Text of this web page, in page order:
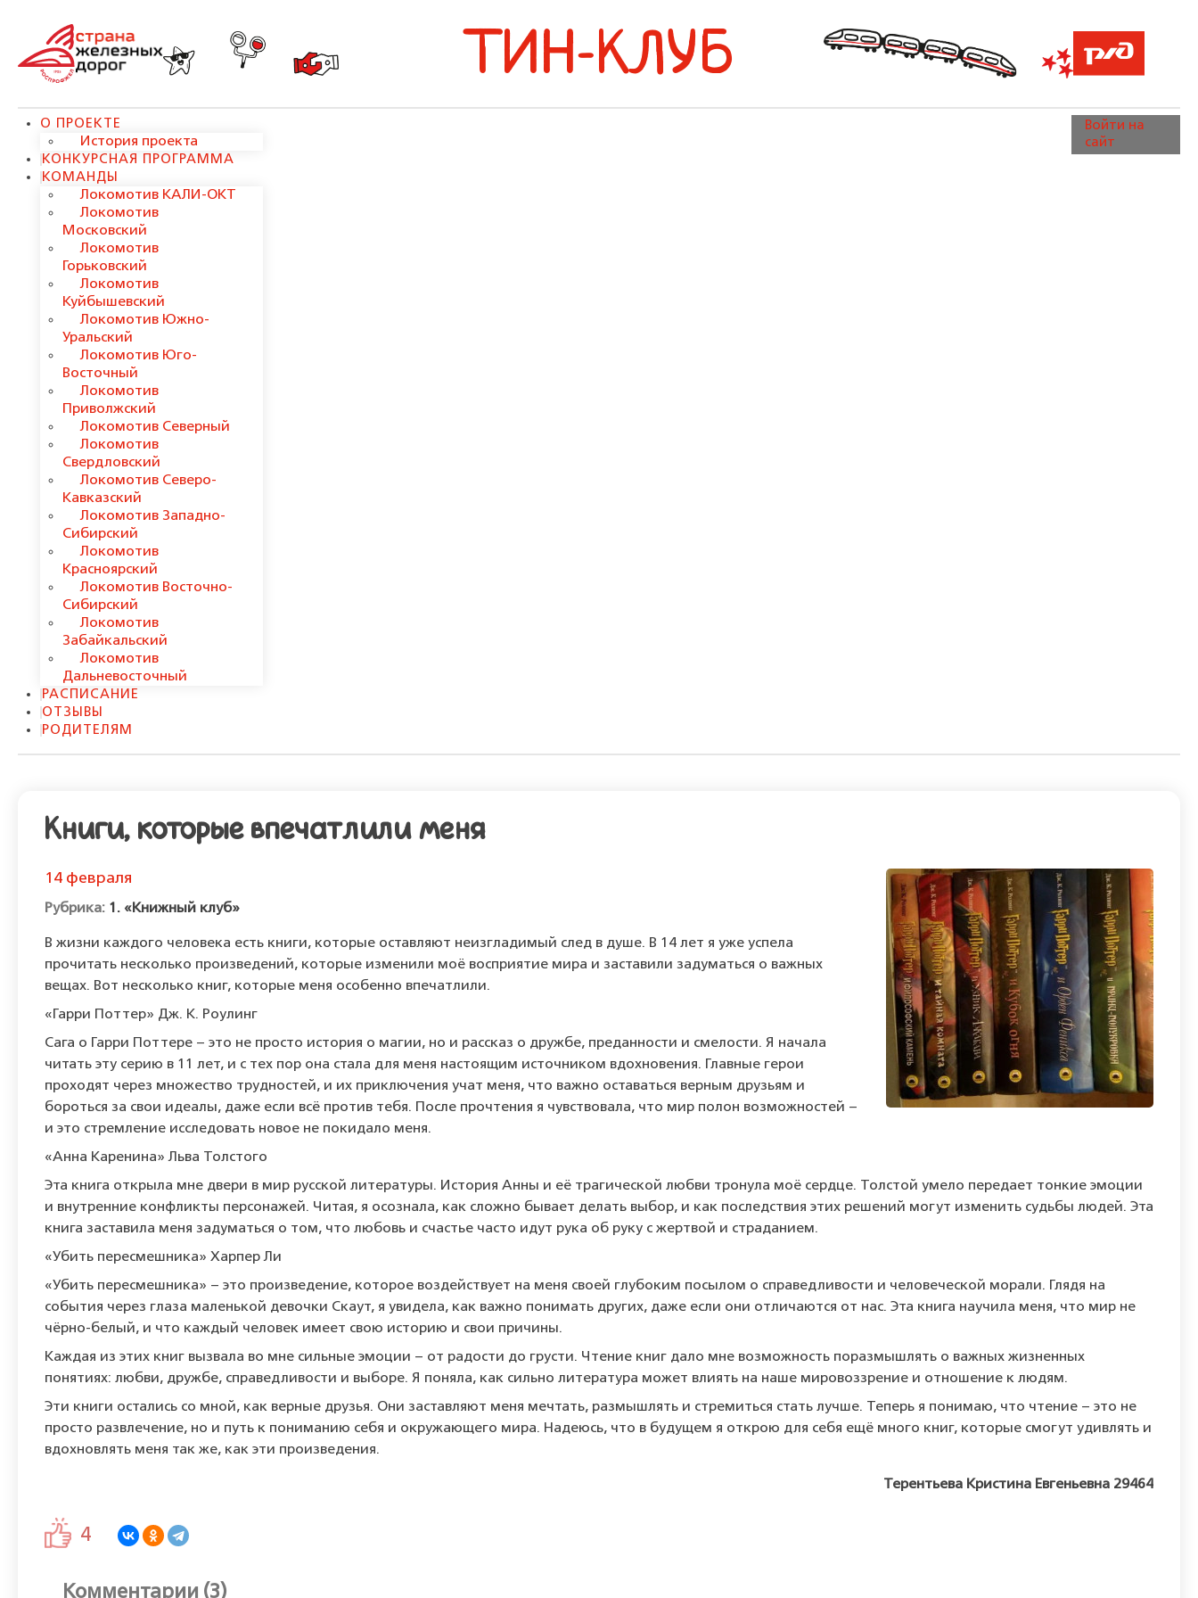
ТИН-КЛУБ
О ПРОЕКТЕ
История проекта
КОНКУРСНАЯ ПРОГРАММА
КОМАНДЫ
Локомотив КАЛИ-ОКТ
Локомотив
Московский
Локомотив
Горьковский
Локомотив
Куйбышевский
Локомотив Южно-
Уральский
Локомотив Юго-
Восточный
Локомотив
Приволжский
Локомотив Северный
Локомотив
Свердловский
Локомотив Северо-
Кавказский
Локомотив Западно-
Сибирский
Локомотив
Красноярский
Локомотив Восточно-
Сибирский
Локомотив
Забайкальский
Локомотив
Дальневосточный
РАСПИСАНИЕ
ОТЗЫВЫ
РОДИТЕЛЯМ
Войти на
сайт
Книги, которые впечатлили меня
14 февраля
1. «Книжный клуб»
В жизни каждого человека есть книги, которые оставляют неизгладимый след в душе. В 14 лет я уже успела
прочитать несколько произведений, которые изменили моё восприятие мира и заставили задуматься о важных
вещах. Вот несколько книг, которые меня особенно впечатлили.
«Гарри Поттер» Дж. К. Роулинг
Сага о Гарри Поттере – это не просто история о магии, но и рассказ о дружбе, преданности и смелости. Я начала
читать эту серию в 11 лет, и с тех пор она стала для меня настоящим источником вдохновения. Главные герои
проходят через множество трудностей, и их приключения учат меня, что важно оставаться верным друзьям и
бороться за свои идеалы, даже если всё против тебя. После прочтения я чувствовала, что мир полон возможностей –
и это стремление исследовать новое не покидало меня.
«Анна Каренина» Льва Толстого
Эта книга открыла мне двери в мир русской литературы. История Анны и её трагической любви тронула моё сердце. Толстой умело передает тонкие эмоции
и внутренние конфликты персонажей. Читая, я осознала, как сложно бывает делать выбор, и как последствия этих решений могут изменить судьбы людей. Эта
книга заставила меня задуматься о том, что любовь и счастье часто идут рука об руку с жертвой и страданием.
«Убить пересмешника» Харпер Ли
«Убить пересмешника» – это произведение, которое воздействует на меня своей глубоким посылом о справедливости и человеческой морали. Глядя на
события через глаза маленькой девочки Скаут, я увидела, как важно понимать других, даже если они отличаются от нас. Эта книга научила меня, что мир не
чёрно-белый, и что каждый человек имеет свою историю и свои причины.
Каждая из этих книг вызвала во мне сильные эмоции – от радости до грусти. Чтение книг дало мне возможность поразмышлять о важных жизненных
понятиях: любви, дружбе, справедливости и выборе. Я поняла, как сильно литература может влиять на наше мировоззрение и отношение к людям.
Эти книги остались со мной, как верные друзья. Они заставляют меня мечтать, размышлять и стремиться стать лучше. Теперь я понимаю, что чтение – это не
просто развлечение, но и путь к пониманию себя и окружающего мира. Надеюсь, что в будущем я открою для себя ещё много книг, которые смогут удивлять и
вдохновлять меня так же, как эти произведения.
Терентьева Кристина Евгеньевна 29464
4
Комментарии (3)